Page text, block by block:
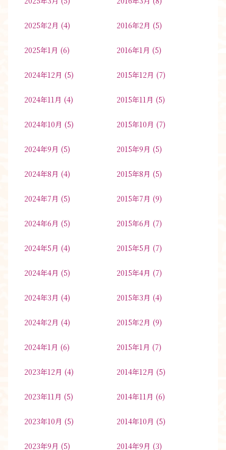
2025年2月 (4)
2025年1月 (6)
2024年12月 (5)
2024年11月 (4)
2024年10月 (5)
2024年9月 (5)
2024年8月 (4)
2024年7月 (5)
2024年6月 (5)
2024年5月 (4)
2024年4月 (5)
2024年3月 (4)
2024年2月 (4)
2024年1月 (6)
2023年12月 (4)
2023年11月 (5)
2023年10月 (5)
2023年9月 (5)
2016年2月 (5)
2016年1月 (5)
2015年12月 (7)
2015年11月 (5)
2015年10月 (7)
2015年9月 (5)
2015年8月 (5)
2015年7月 (9)
2015年6月 (7)
2015年5月 (7)
2015年4月 (7)
2015年3月 (4)
2015年2月 (9)
2015年1月 (7)
2014年12月 (5)
2014年11月 (6)
2014年10月 (5)
2014年9月 (3)